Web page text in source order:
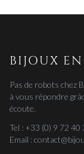
BIJOUX
Pas de robots chez
à vous répondre
écoute.
Tel : +33 (0) 9 72 40
Email :